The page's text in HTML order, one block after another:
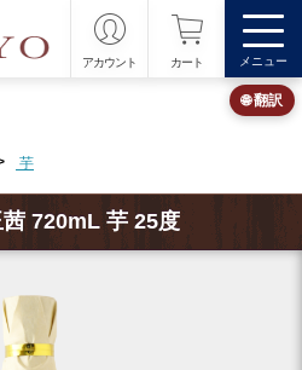
アカウント カート メニュー
芋
720mL 芋 25度
🌐 翻訳